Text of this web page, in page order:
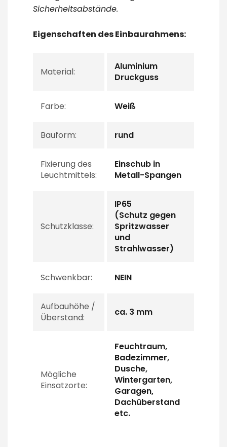
Sicherheitsabstände.
Eigenschaften des Einbaurahmens:
Material:
Aluminium
Druckguss
Farbe: Weiß
Bauform: rund
Fixierung des
Leuchtmittels:
Einschub in
Metall-Spangen
Schutzklasse:
IP65
(Schutz gegen
Spritzwasser
und
Strahlwasser)
Schwenkbar: NEIN
Aufbauhöhe /
Überstand:
ca. 3 mm
Mögliche
Einsatzorte:
Feuchtraum,
Badezimmer,
Dusche,
Wintergarten,
Garagen,
Dachüberstand
etc.